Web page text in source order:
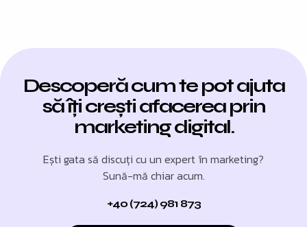
Descoperă cum te pot ajuta
să îți crești afacerea prin
marketing digital.
Ești gata să discuți cu un expert în marketing?
Sună-mă chiar acum.
+40 (724) 981 873